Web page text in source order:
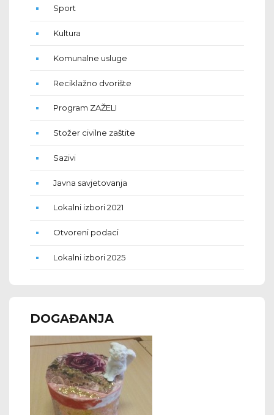
Sport
Kultura
Komunalne usluge
Reciklažno dvorište
Program ZAŽELI
Stožer civilne zaštite
Sazivi
Javna savjetovanja
Lokalni izbori 2021
Otvoreni podaci
Lokalni izbori 2025
DOGAĐANJA